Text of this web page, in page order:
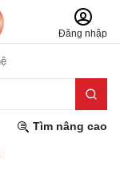
Đăng nhập
Tìm nâng cao